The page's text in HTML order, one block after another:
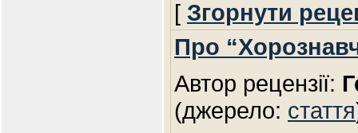
[ Згорнути
Про
Автор рецензії:
(джерело: стаття